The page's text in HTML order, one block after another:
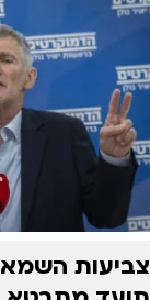
צביעות